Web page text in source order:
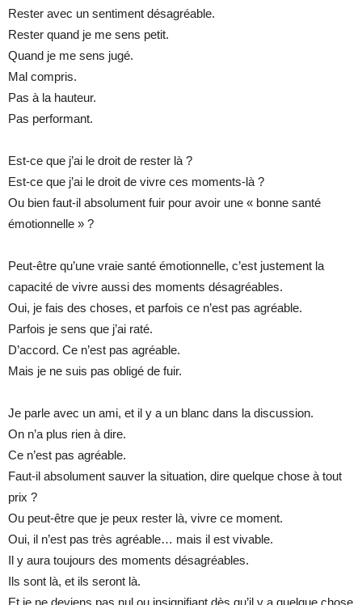
Rester avec un sentiment désagréable.
Rester quand je me sens petit.
Quand je me sens jugé.
Mal compris.
Pas à la hauteur.
Pas performant.
Est-ce que j’ai le droit de rester là ?
Est-ce que j’ai le droit de vivre ces moments-là ?
Ou bien faut-il absolument fuir pour avoir une « bonne santé
émotionnelle » ?
Peut-être qu’une vraie santé émotionnelle, c’est justement la
capacité de vivre aussi des moments désagréables.
Oui, je fais des choses, et parfois ce n’est pas agréable.
Parfois je sens que j’ai raté.
D’accord. Ce n’est pas agréable.
Mais je ne suis pas obligé de fuir.
Je parle avec un ami, et il y a un blanc dans la discussion.
On n’a plus rien à dire.
Ce n’est pas agréable.
Faut-il absolument sauver la situation, dire quelque chose à tout
prix ?
Ou peut-être que je peux rester là, vivre ce moment.
Oui, il n’est pas très agréable… mais il est vivable.
Il y aura toujours des moments désagréables.
Ils sont là, et ils seront là.
Et je ne deviens pas nul ou insignifiant dès qu’il y a quelque chose